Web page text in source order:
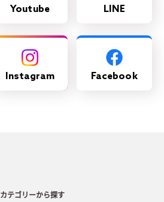
Youtube LINE
Instagram
Facebook
カテゴリーから探す